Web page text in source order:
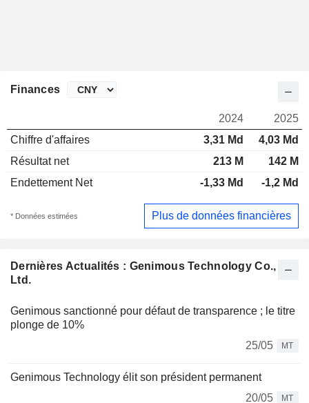
Dernières Actualités : Genimous Technology Co.,
Ltd.
Genimous sanctionné pour défaut de transparence ; le titre
plonge de 10%
25/05
MT
Genimous Technology élit son président permanent
20/05
MT
Finances
2024
2025
Chiffre d'affaires
3,31 Md
4,03 Md
Résultat net
213 M
142 M
Endettement Net
-1,33 Md -1,2 Md
* Données estimées Plus de données financières